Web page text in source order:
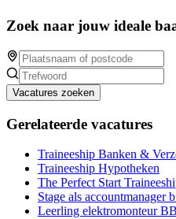
Zoek naar jouw ideale
Vacatures zoeken
Gerelateerde vacatures
Traineeship Banken &
Traineeship Hypotheken
The Perfect Start
Stage als accountmanager
Leerling elektromonteur